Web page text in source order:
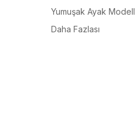
Yumuşak Ayak
Daha Fazlası